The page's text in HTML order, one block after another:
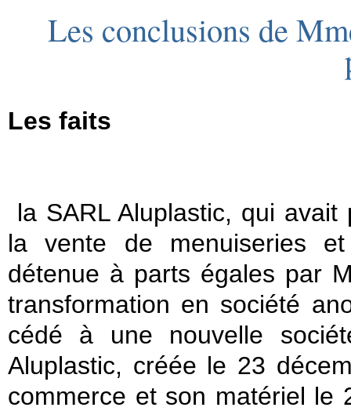
Les conclusions de
Les faits
la SARL Aluplastic, qui
la vente de menuiseries
détenue à parts égales par
transformation en société
cédé à une nouvelle
Aluplastic, créée le 23
commerce et son matériel le